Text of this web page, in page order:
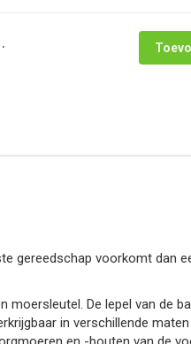
gereedschap voorkomt dan
De lepel van de
in verschillende